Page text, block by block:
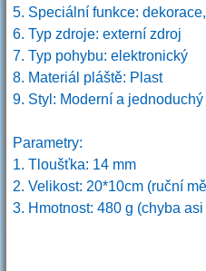
5. Speciální funkce:
6. Typ zdroje: externí zdroj
7. Typ pohybu: elektronický
8. Materiál pláště: Plast
9. Styl: Moderní a jednoduchý
Parametry:
1. Tloušťka: 14 mm
2. Velikost: 20*10cm (ruční
3. Hmotnost: 480 g (chyba asi